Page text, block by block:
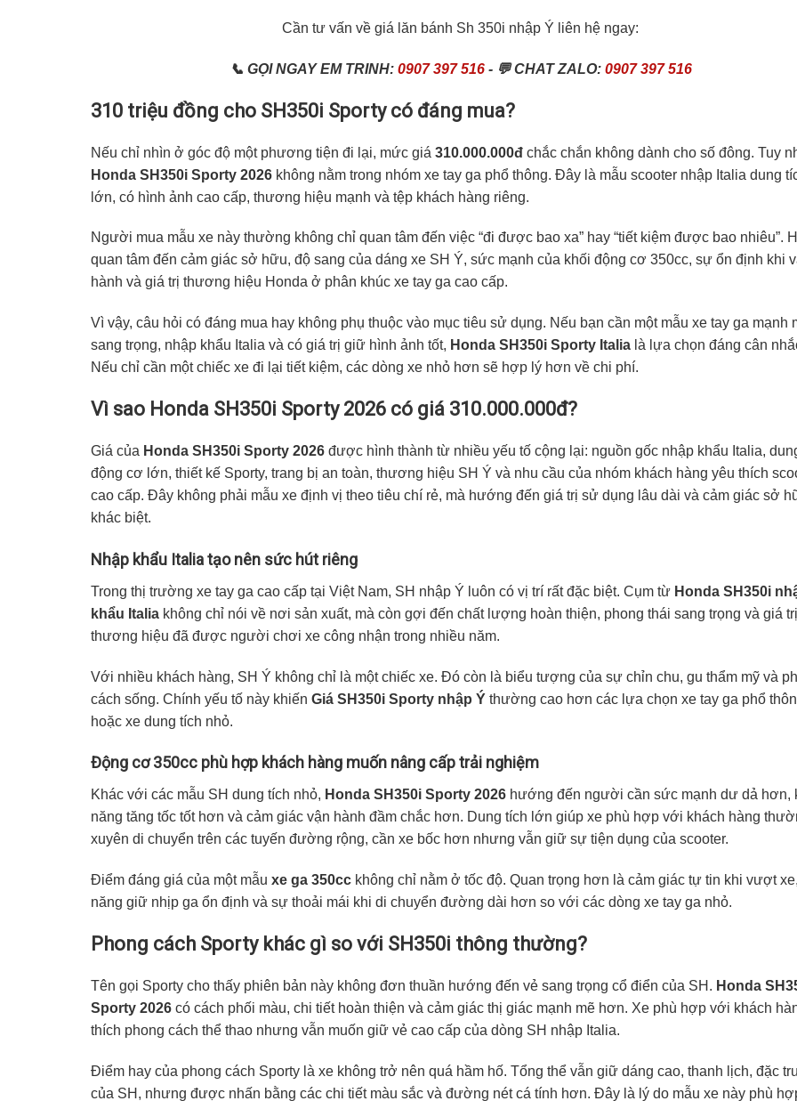
Cần tư vấn về giá lăn bánh Sh 350i nhập Ý liên hệ ngay:
📞 GỌI NGAY EM TRINH: 0907 397 516- 💬 CHAT ZALO: 0907 397 516
310 triệu đồng cho SH350i Sporty có đáng mua?
Nếu chỉ nhìn ở góc độ một phương tiện đi lại, mức giá 310.000.000đ chắc chắn không dành cho số đông. Tuy
Honda SH350i Sporty 2026 không nằm trong nhóm xe tay ga phổ thông. Đây là mẫu scooter nhập Italia dung
lớn, có hình ảnh cao cấp, thương hiệu mạnh và tệp khách hàng riêng.
Người mua mẫu xe này thường không chỉ quan tâm đến việc “đi được bao xa” hay “tiết kiệm được bao nhiêu”.
quan tâm đến cảm giác sở hữu, độ sang của dáng xe SH Ý, sức mạnh của khối động cơ 350cc, sự ổn định khi
hành và giá trị thương hiệu Honda ở phân khúc xe tay ga cao cấp.
Vì vậy, câu hỏi có đáng mua hay không phụ thuộc vào mục tiêu sử dụng. Nếu bạn cần một mẫu xe tay ga mạnh
sang trọng, nhập khẩu Italia và có giá trị giữ hình ảnh tốt, Honda SH350i Sporty Italia là lựa chọn đáng cân
Nếu chỉ cần một chiếc xe đi lại tiết kiệm, các dòng xe nhỏ hơn sẽ hợp lý hơn về chi phí.
Vì sao Honda SH350i Sporty 2026 có giá 310.000.000đ?
Giá của Honda SH350i Sporty 2026 được hình thành từ nhiều yếu tố cộng lại: nguồn gốc nhập khẩu Italia,
động cơ lớn, thiết kế Sporty, trang bị an toàn, thương hiệu SH Ý và nhu cầu của nhóm khách hàng yêu thích
cao cấp. Đây không phải mẫu xe định vị theo tiêu chí rẻ, mà hướng đến giá trị sử dụng lâu dài và cảm giác sở
khác biệt.
Nhập khẩu Italia tạo nên sức hút riêng
Trong thị trường xe tay ga cao cấp tại Việt Nam, SH nhập Ý luôn có vị trí rất đặc biệt. Cụm từ Honda SH350i
khẩu Italia không chỉ nói về nơi sản xuất, mà còn gợi đến chất lượng hoàn thiện, phong thái sang trọng và giá trị
thương hiệu đã được người chơi xe công nhận trong nhiều năm.
Với nhiều khách hàng, SH Ý không chỉ là một chiếc xe. Đó còn là biểu tượng của sự chỉn chu, gu thẩm mỹ và
cách sống. Chính yếu tố này khiến Giá SH350i Sporty nhập Ý thường cao hơn các lựa chọn xe tay ga phổ
hoặc xe dung tích nhỏ.
Động cơ 350cc phù hợp khách hàng muốn nâng cấp trải nghiệm
Khác với các mẫu SH dung tích nhỏ, Honda SH350i Sporty 2026 hướng đến người cần sức mạnh dư dả hơn,
năng tăng tốc tốt hơn và cảm giác vận hành đầm chắc hơn. Dung tích lớn giúp xe phù hợp với khách hàng
xuyên di chuyển trên các tuyến đường rộng, cần xe bốc hơn nhưng vẫn giữ sự tiện dụng của scooter.
Điểm đáng giá của một mẫu xe ga 350cc không chỉ nằm ở tốc độ. Quan trọng hơn là cảm giác tự tin khi vượt
năng giữ nhịp ga ổn định và sự thoải mái khi di chuyển đường dài hơn so với các dòng xe tay ga nhỏ.
Phong cách Sporty khác gì so với SH350i thông thường?
Tên gọi Sporty cho thấy phiên bản này không đơn thuần hướng đến vẻ sang trọng cổ điển của SH. Honda
Sporty 2026 có cách phối màu, chi tiết hoàn thiện và cảm giác thị giác mạnh mẽ hơn. Xe phù hợp với khách
thích phong cách thể thao nhưng vẫn muốn giữ vẻ cao cấp của dòng SH nhập Italia.
Điểm hay của phong cách Sporty là xe không trở nên quá hầm hố. Tổng thể vẫn giữ dáng cao, thanh lịch, đặc
của SH, nhưng được nhấn bằng các chi tiết màu sắc và đường nét cá tính hơn. Đây là lý do mẫu xe này phù